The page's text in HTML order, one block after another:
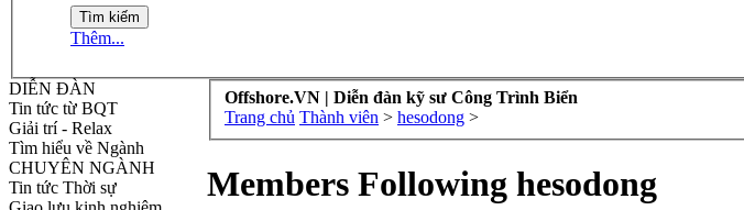
Thêm...
DIỄN ĐÀN
Tin tức từ BQT
Giải trí - Relax
Tìm hiểu về Ngành
CHUYÊN NGÀNH
Tin tức Thời sự
Offshore.VN | Diễn đàn kỹ sư Công Trình Biển
Trang chủ Thành viên > hesodong >
Members Following hesodong